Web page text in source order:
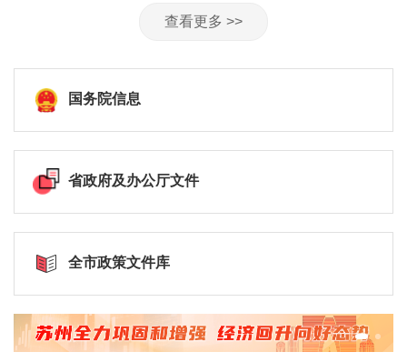
查看更多 >>
国务院信息
省政府及办公厅文件
全市政策文件库